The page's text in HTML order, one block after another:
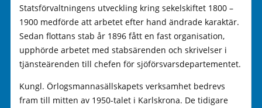
Statsförvaltningens utveckling kring sekelskiftet 1800 –
1900 medförde att arbetet efter hand ändrade karaktär.
Sedan flottans stab år 1896 fått en fast organisation,
upphörde arbetet med stabsärenden och skrivelser i
tjänsteärenden till chefen för sjöförsvarsdepartementet.
Kungl. Örlogsmannasällskapets verksamhet bedrevs
fram till mitten av 1950-talet i Karlskrona. De tidigare